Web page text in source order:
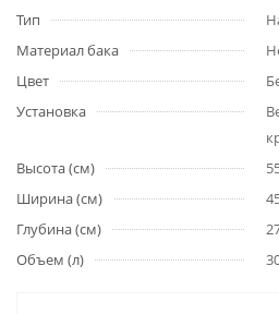
Тип
Материал бака
Цвет
Установка
Высота (см)
Ширина (см)
Глубина (см)
Объем (л)